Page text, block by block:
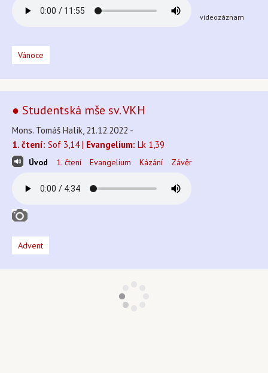
videozáznam
Vánoce
● Studentská mše sv. VKH
Mons. Tomáš Halík, 21.12.2022 -
1. čtení: Sof 3,14 | Evangelium: Lk 1,39
Úvod 1. čtení Evangelium Kázání Závěr
Advent